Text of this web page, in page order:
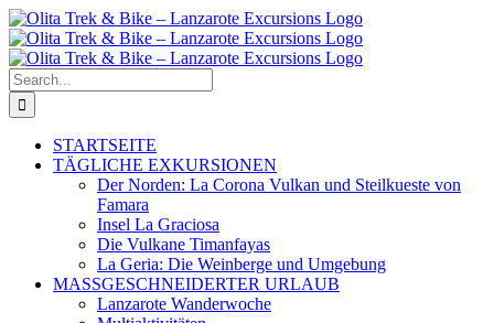
Skip
to
content
Search
for:
STARTSEITE
TÄGLICHE EXKURSIONEN
Der Norden: La Corona Vulkan und Steilkueste von
Famara
Insel La Graciosa
Die Vulkane Timanfayas
La Geria: Die Weinberge und Umgebung
MASSGESCHNEIDERTER URLAUB
Lanzarote Wanderwoche